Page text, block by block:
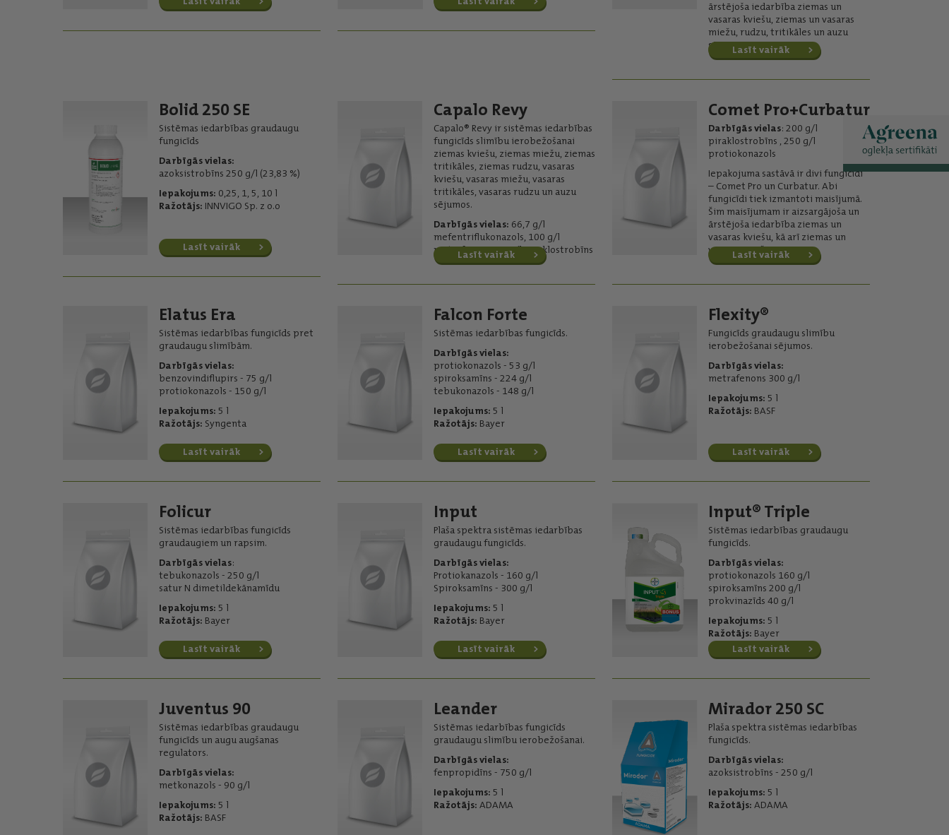
ārstējoša iedarbība ziemas un
vasaras kviešu, ziemas un vasaras
miežu, rudzu, tritikāles un auzu
sējumos.Lasīt vairāk
Bolid 250 SE
Sistēmas iedarbības graudaugu
fungicīds
Darbīgās vielas:
azoksistrobīns 250 g/l (23,83 %)
Iepakojums: 0,25, 1, 5, 10 l
Ražotājs: INNVIGO Sp. z o.o
Lasīt vairāk
Capalo Revy
Capalo® Revy ir sistēmas iedarbības
fungicīds slimību ierobežošanai
ziemas kviešu, ziemas miežu, ziemas
tritikāles, ziemas rudzu, vasaras
kviešu, vasaras miežu, vasaras
tritikāles, vasaras rudzu un auzu
sējumos.
Darbīgās vielas: 66,7 g/l
mefentriflukonazols, 100 g/l
metrafenons, 80 g/l piraklostrobīns
Lasīt vairāk
Comet Pro+Curbatur
Darbīgās vielas: 200 g/l
piraklostrobīns , 250 g/l
protiokonazols
Iepakojuma sastāvā ir divi fungicīdi
– Comet Pro un Curbatur. Abi
fungicīdi tiek izmantoti maisījumā.
Šim maisījumam ir aizsargājoša un
ārstējoša iedarbība ziemas un
vasaras kviešu, kā arī ziemas un
vasaras miežu sējumos.
Lasīt vairāk
Elatus Era
Sistēmas iedarbības fungicīds pret
graudaugu slimībām.
Darbīgās vielas:
benzovindiflupirs - 75 g/l
protiokonazols - 150 g/l
Iepakojums: 5 l
Ražotājs: Syngenta
Lasīt vairāk
Falcon Forte
Sistēmas iedarbības fungicīds.
Darbīgās vielas:
protiokonazols - 53 g/l
spiroksamīns - 224 g/l
tebukonazols - 148 g/l
Iepakojums: 5 l
Ražotājs: Bayer
Lasīt vairāk
Flexity®
Fungicīds graudaugu slimību
ierobežošanai sējumos.
Darbīgās vielas:
metrafenons 300 g/l
Iepakojums: 5 l
Ražotājs: BASF
Lasīt vairāk
Folicur
Sistēmas iedarbības fungicīds
graudaugiem un rapsim.
Darbīgās vielas:
tebukonazols - 250 g/l
satur N dimetildekānamīdu
Iepakojums: 5 l
Ražotājs: Bayer
Lasīt vairāk
Input
Plaša spektra sistēmas iedarbības
graudaugu fungicīds.
Darbīgās vielas:
Protiokanazols - 160 g/l
Spiroksamīns - 300 g/l
Iepakojums: 5 l
Ražotājs: Bayer
Lasīt vairāk
Input® Triple
Sistēmas iedarbības graudaugu
fungicīds.
Darbīgās vielas:
protiokonazols 160 g/l
spiroksamīns 200 g/l
prokvinazīds 40 g/l
Iepakojums: 5 l
Ražotājs: Bayer
Lasīt vairāk
Juventus 90
Sistēmas iedarbības graudaugu
fungicīds un augu augšanas
regulators.
Darbīgās vielas:
metkonazols - 90 g/l
Iepakojums: 5 l
Ražotājs: BASF
Leander
Sistēmas iedarbības fungicīds
graudaugu slimību ierobežošanai.
Darbīgās vielas:
fenpropidīns - 750 g/l
Iepakojums: 5 l
Ražotājs: ADAMA
Mirador 250 SC
Plaša spektra sistēmas iedarbības
fungicīds.
Darbīgās vielas:
azoksistrobīns - 250 g/l
Iepakojums: 5 l
Ražotājs: ADAMA